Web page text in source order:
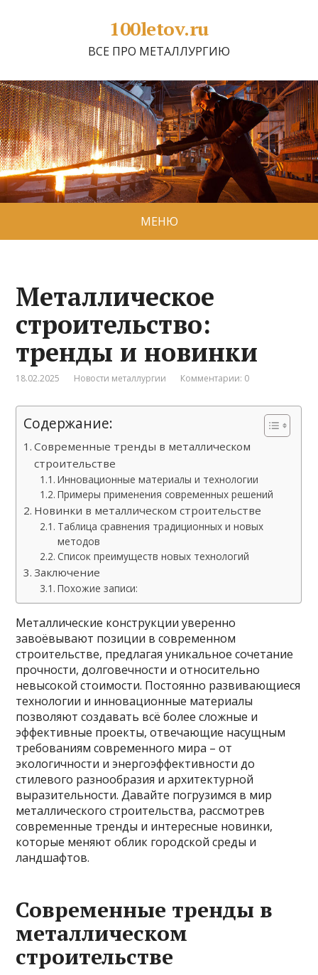
100letov.ru
ВСЕ ПРО МЕТАЛЛУРГИЮ
МЕНЮ
Металлическое
строительство:
тренды и новинки
18.02.2025 Новости металлургии Комментарии: 0
Содержание:
Современные тренды в металлическом
строительстве
Инновационные материалы и технологии
Примеры применения современных решений
Новинки в металлическом строительстве
Таблица сравнения традиционных и новых
методов
Список преимуществ новых технологий
Заключение
Похожие записи:
Металлические конструкции уверенно
завоёвывают позиции в современном
строительстве, предлагая уникальное сочетание
прочности, долговечности и относительно
невысокой стоимости. Постоянно развивающиеся
технологии и инновационные материалы
позволяют создавать всё более сложные и
эффективные проекты, отвечающие насущным
требованиям современного мира – от
экологичности и энергоэффективности до
стилевого разнообразия и архитектурной
выразительности. Давайте погрузимся в мир
металлического строительства, рассмотрев
современные тренды и интересные новинки,
которые меняют облик городской среды и
ландшафтов.
Современные тренды в
металлическом
строительстве